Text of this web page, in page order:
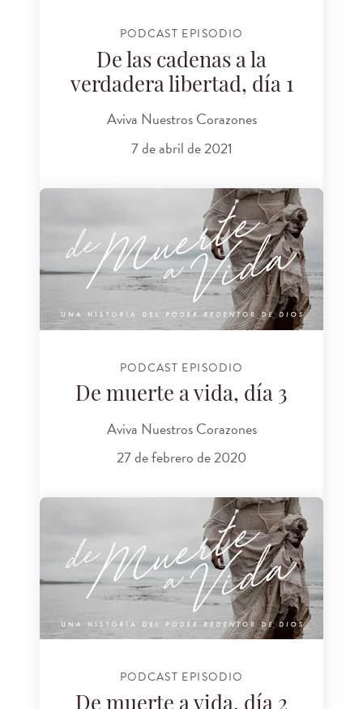
PODCAST EPISODIO
De las cadenas a la
verdadera libertad, día 1
Aviva Nuestros Corazones
7 de abril de 2021
PODCAST EPISODIO
De muerte a vida, día 3
Aviva Nuestros Corazones
27 de febrero de 2020
PODCAST EPISODIO